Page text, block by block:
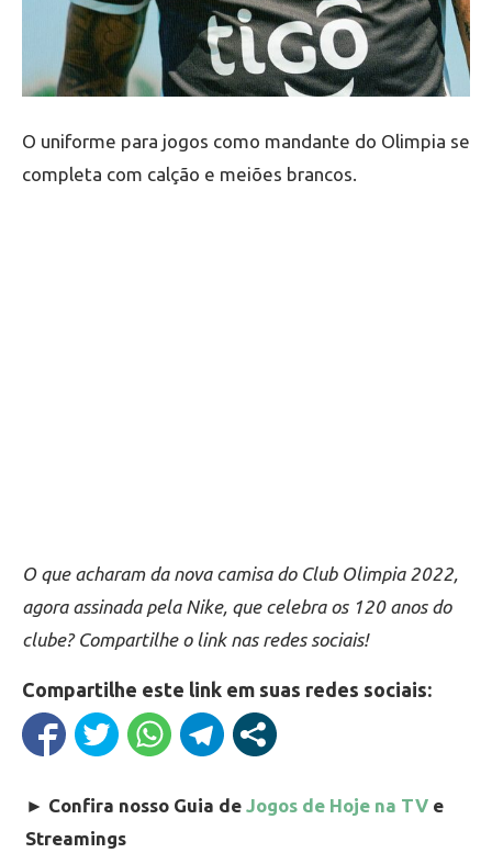
O uniforme para jogos como mandante do Olimpia se
completa com calção e meiões brancos.
O que acharam da nova camisa do Club Olimpia 2022,
agora assinada pela Nike, que celebra os 120 anos do
clube? Compartilhe o link nas redes sociais!
Compartilhe este link em suas redes sociais:
► Confira nosso Guia de Jogos de Hoje na TV e
Streamings